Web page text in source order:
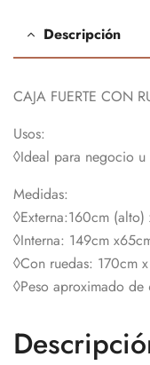
Descripción
CAJA FUERTE CON
Usos:
◊Ideal para negocio
Medidas:
◊Externa:160cm
◊Interna: 149cm
◊Con ruedas: 170cm
◊Peso aproximado